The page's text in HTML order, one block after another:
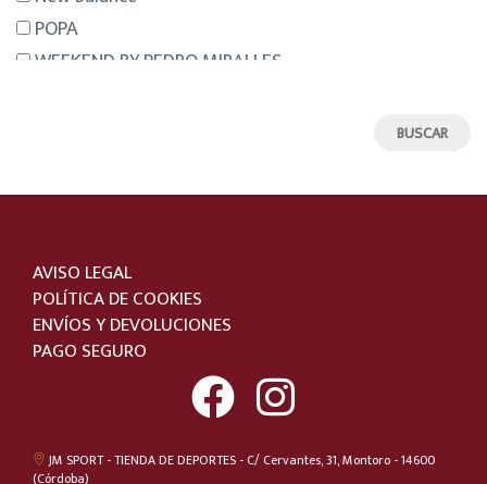
36.5
37
41
41.5
42
43-44
44
POPA
WEEKEND BY PEDRO MIRALLES
Vans
PUMA
RIPOSELLA
DANIELA VEGA
CONVERSE
GIKO
AVISO LEGAL
POLÍTICA DE COOKIES
ENVÍOS Y DEVOLUCIONES
PAGO SEGURO
JM SPORT - TIENDA DE DEPORTES - C/ Cervantes, 31, Montoro - 14600
(Córdoba)